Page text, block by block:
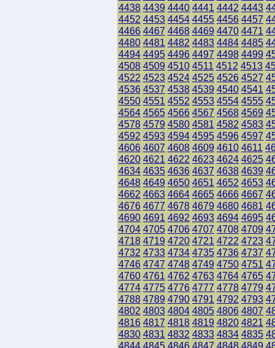
4438 4439 4440 4441 4442 4443
4452 4453 4454 4455 4456 4457
4466 4467 4468 4469 4470 4471
4480 4481 4482 4483 4484 4485
4494 4495 4496 4497 4498 4499
4508 4509 4510 4511 4512 4513
4522 4523 4524 4525 4526 4527
4536 4537 4538 4539 4540 4541
4550 4551 4552 4553 4554 4555
4564 4565 4566 4567 4568 4569
4578 4579 4580 4581 4582 4583
4592 4593 4594 4595 4596 4597
4606 4607 4608 4609 4610 4611
4620 4621 4622 4623 4624 4625
4634 4635 4636 4637 4638 4639
4648 4649 4650 4651 4652 4653
4662 4663 4664 4665 4666 4667
4676 4677 4678 4679 4680 4681
4690 4691 4692 4693 4694 4695
4704 4705 4706 4707 4708 4709
4718 4719 4720 4721 4722 4723
4732 4733 4734 4735 4736 4737
4746 4747 4748 4749 4750 4751
4760 4761 4762 4763 4764 4765
4774 4775 4776 4777 4778 4779
4788 4789 4790 4791 4792 4793
4802 4803 4804 4805 4806 4807
4816 4817 4818 4819 4820 4821
4830 4831 4832 4833 4834 4835
4844 4845 4846 4847 4848 4849